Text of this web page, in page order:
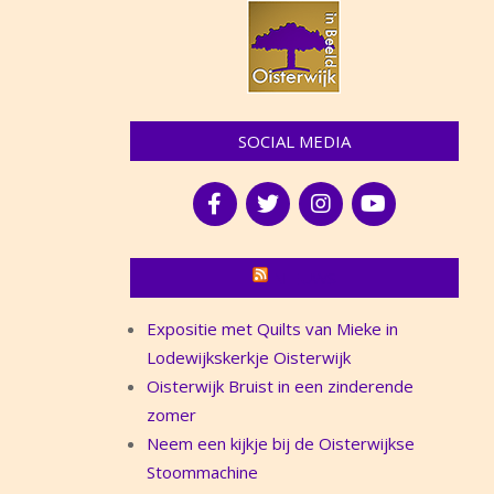
SOCIAL MEDIA
Expositie met Quilts van Mieke in
Lodewijkskerkje Oisterwijk
Oisterwijk Bruist in een zinderende
zomer
Neem een kijkje bij de Oisterwijkse
Stoommachine